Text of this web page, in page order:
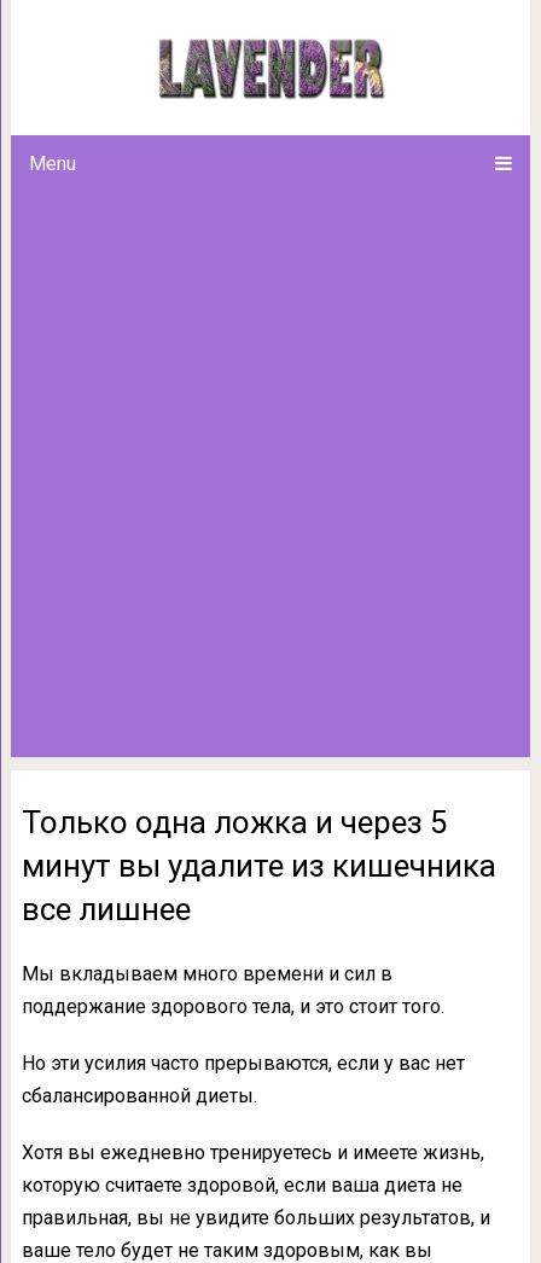
Menu
Только одна ложка и
Только одна ложка и через 5
минут вы удалите из кишечника
все лишнее
Мы вкладываем много времени и сил в
поддержание здорового тела, и это стоит того.
Но эти усилия часто прерываются, если у вас нет
сбалансированной диеты.
Хотя вы ежедневно тренируетесь и имеете жизнь,
которую считаете здоровой, если ваша диета не
правильная, вы не увидите больших результатов, и
ваше тело будет не таким здоровым, как вы